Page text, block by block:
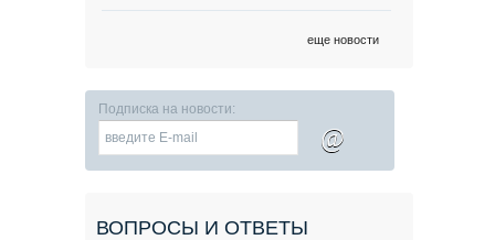
еще новости
Подписка на новости:
@
ВОПРОСЫ И ОТВЕТЫ